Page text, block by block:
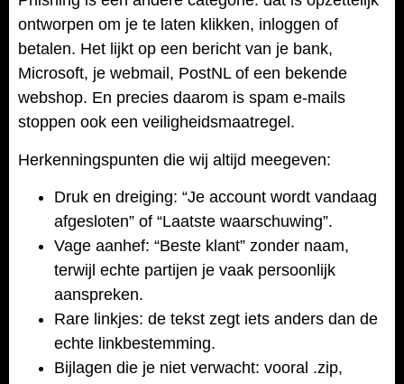
ontworpen om je te laten klikken, inloggen of
betalen. Het lijkt op een bericht van je bank,
Microsoft, je webmail, PostNL of een bekende
webshop. En precies daarom is spam e-mails
stoppen ook een veiligheidsmaatregel.
Herkenningspunten die wij altijd meegeven:
Druk en dreiging: “Je account wordt vandaag
afgesloten” of “Laatste waarschuwing”.
Vage aanhef: “Beste klant” zonder naam,
terwijl echte partijen je vaak persoonlijk
aanspreken.
Rare linkjes: de tekst zegt iets anders dan de
echte linkbestemming.
Bijlagen die je niet verwacht: vooral .zip,